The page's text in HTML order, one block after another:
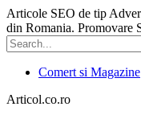
Articole SEO de tip
din Romania. Promovare
Comert si Magazine
Articol.co.ro